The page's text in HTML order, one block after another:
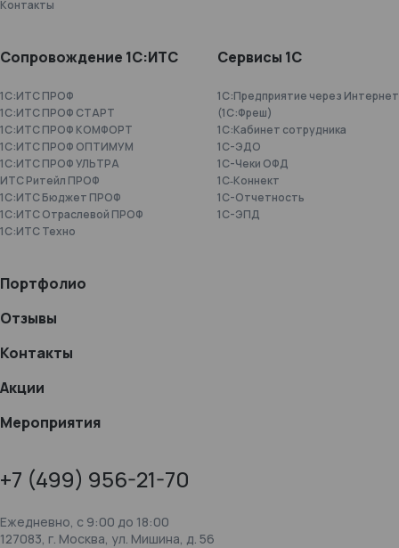
Контакты
Сопровождение 1С:ИТС
1С:ИТС ПРОФ
1С:ИТС ПРОФ СТАРТ
1С:ИТС ПРОФ КОМФОРТ
1С:ИТС ПРОФ ОПТИМУМ
1С:ИТС ПРОФ УЛЬТРА
ИТС Ритейл ПРОФ
1С:ИТС Бюджет ПРОФ
1С:ИТС Отраслевой ПРОФ
1С:ИТС Техно
Сервисы 1С
1С:Предприятие через Интернет
(1С:Фреш)
1С:Кабинет сотрудника
1С-ЭДО
1С-Чеки ОФД
1С‑Коннект
1C-Отчетность
1С-ЭПД
Портфолио
Отзывы
Контакты
Акции
Мероприятия
+7 (499) 956-21-70
Ежедневно, c 9:00 до 18:00
127083, г. Москва, ул. Мишина, д. 56